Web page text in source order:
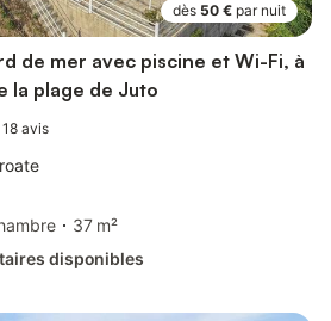
dès 50 € par nuit
de mer avec piscine et Wi-Fi, à
la plage de Juto
18 avis
37 m²
disponibles